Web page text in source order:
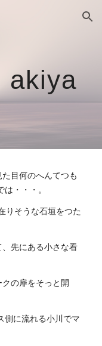
Skip to navigation
akiya
目何のへんてつも
・・・。
りそうな石垣をつた
先にある小さな看
の扉をそっと開
側に流れる小川でマ